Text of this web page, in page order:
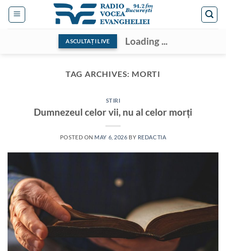
Skip
ASCULTAȚI LIVE Loading ...
TAG ARCHIVES: MORTI
STIRI
Dumnezeul celor vii, nu al celor morți
POSTED ON MAY 6, 2026 BY REDACTIA